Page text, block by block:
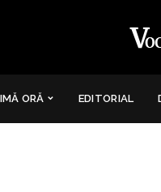
ORĂ EDITORIAL